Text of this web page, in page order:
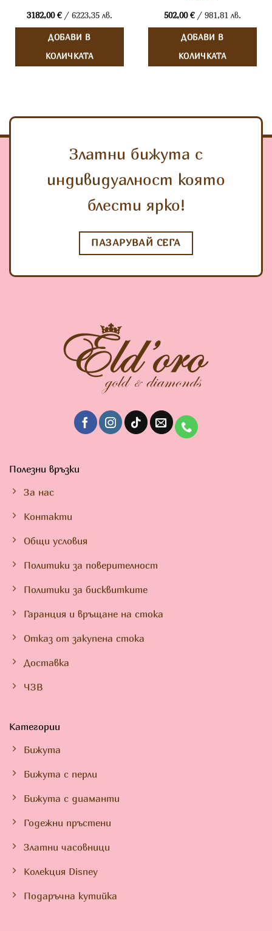
3182,00€/ 6223,35 лв.
ДОБАВИ В
КОЛИЧКАТА
502,00€/ 981,81 лв.
ДОБАВИ В
КОЛИЧКАТА
Златни бижута с
индивидуалност която
блести ярко!
ПАЗАРУВАЙ СЕГА
Полезни връзки
За нас
Контакти
Общи условия
Политики за поверителност
Политики за бисквитките
Гаранция и връщане на стока
Отказ от закупена стока
Доставка
ЧЗВ
Категории
Бижута
Бижута с перли
Бижута с диаманти
Годежни пръстени
Златни часовници
Колекция Disney
Подаръчна кутийка